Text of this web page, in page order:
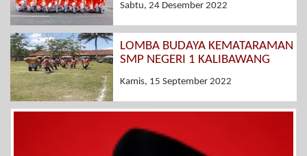
Sabtu, 24 Desember 2022
LOMBA BUDAYA KEMATARAMAN
SMP NEGERI 1 KALIBAWANG
Kamis, 15 September 2022